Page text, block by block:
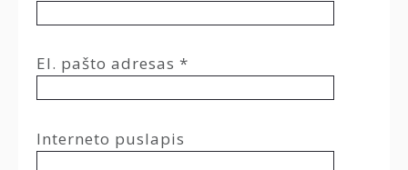
El. pašto adresas *
Interneto puslapis